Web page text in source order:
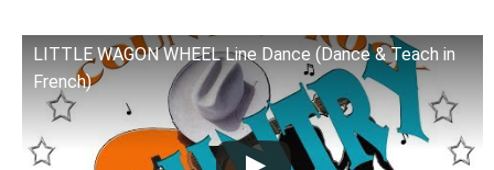
LITTLE WAGON WHEEL Line Dance (Dance & Teach in
French)